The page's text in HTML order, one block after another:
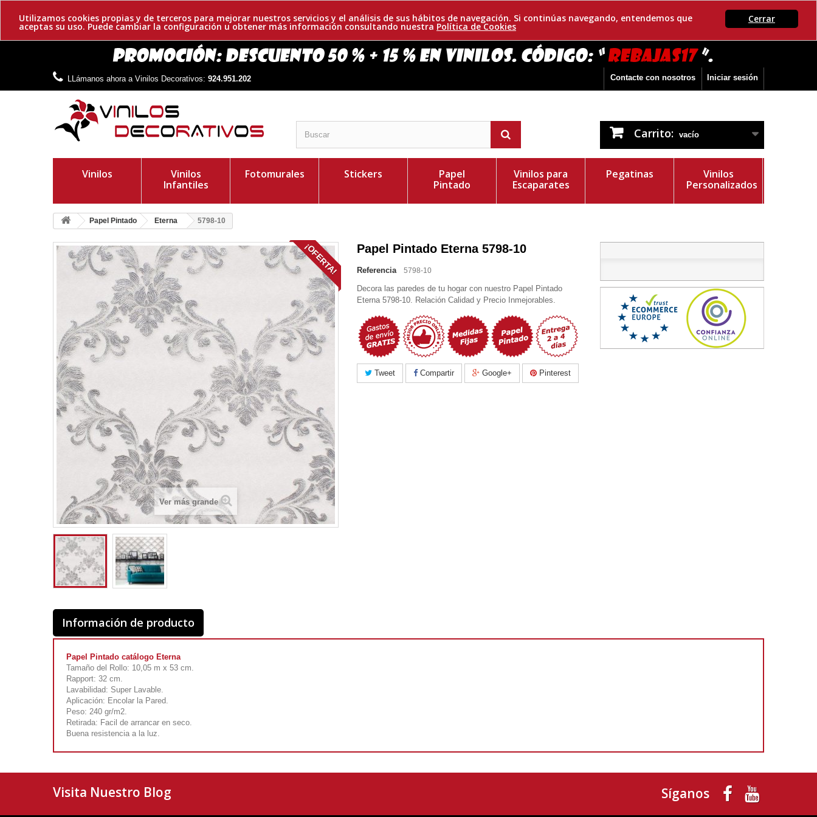
Cerrar
Utilizamos cookies propias y de terceros para mejorar nuestros servicios y el análisis de sus hábitos de navegación. Si continúas navegando, entendemos que
aceptas su uso. Puede cambiar la configuración u obtener más información consultando nuestra Política de Cookies
Iniciar sesión
Contacte con nosotros
LLámanos ahora a Vinilos Decorativos: 924.951.202
Carrito: vacío
Vinilos
Vinilos
Infantiles
Fotomurales Stickers
Papel
Pintado
Vinilos para
Escaparates
Pegatinas
Vinilos
Personalizados
Papel Pintado Eterna 5798-10
¡OFERTA!
Ver más grande
Papel Pintado Eterna 5798-10
Referencia 5798-10
Decora las paredes de tu hogar con nuestro Papel Pintado
Eterna 5798-10. Relación Calidad y Precio Inmejorables.
Tweet Compartir Google+ Pinterest
Información de producto
Papel Pintado catálogo Eterna
Tamaño del Rollo: 10,05 m x 53 cm.
Rapport: 32 cm.
Lavabilidad: Super Lavable.
Aplicación: Encolar la Pared.
Peso: 240 gr/m2.
Retirada: Facil de arrancar en seco.
Buena resistencia a la luz.
Visita Nuestro Blog Síganos